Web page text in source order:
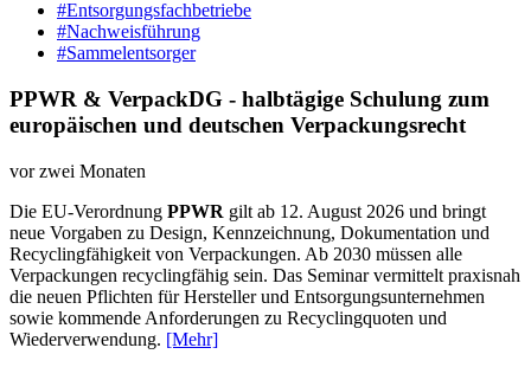
#Entsorgungsfachbetriebe
#Nachweisführung
#Sammelentsorger
PPWR & VerpackDG - halbtägige Schulung zum
europäischen und deutschen Verpackungsrecht
vor zwei Monaten
Die EU-Verordnung PPWR gilt ab 12. August 2026 und bringt
neue Vorgaben zu Design, Kennzeichnung, Dokumentation und
Recyclingfähigkeit von Verpackungen. Ab 2030 müssen alle
Verpackungen recyclingfähig sein. Das Seminar vermittelt praxisnah
die neuen Pflichten für Hersteller und Entsorgungsunternehmen
sowie kommende Anforderungen zu Recyclingquoten und
Wiederverwendung. [Mehr]